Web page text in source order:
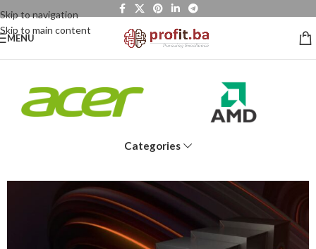
Skip to navigation
Skip to main content
MENU
Categories